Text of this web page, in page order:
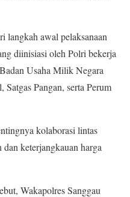
langkah awal pelaksanaan
diinisiasi oleh Polri bekerja
Usaha Milik Negara
Pangan, serta Perum
kolaborasi lintas
keterjangkauan harga
Wakapolres Sanggau